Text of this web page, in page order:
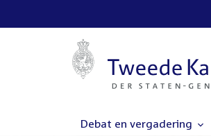
Debat en vergadering